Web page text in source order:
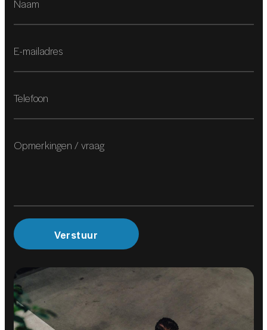
Elektrisch verstelbare passagiersstoel
Lederen bekleding
Zonnescherm
VEILIGHEID
Dodehoek detector
Airbag(s) hoofd achter
Verstuur